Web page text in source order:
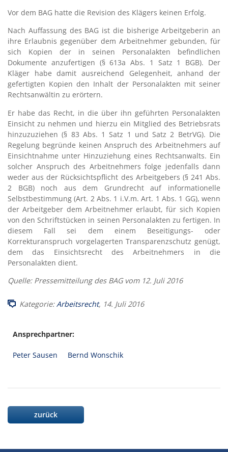
Vor dem BAG hatte die Revision des Klägers keinen Erfolg.
Nach Auffassung des BAG ist die bisherige Arbeitgeberin an
ihre Erlaubnis gegenüber dem Arbeitnehmer gebunden, für
sich Kopien der in seinen Personalakten befindlichen
Dokumente anzufertigen (§ 613a Abs. 1 Satz 1 BGB). Der
Kläger habe damit ausreichend Gelegenheit, anhand der
gefertigten Kopien den Inhalt der Personalakten mit seiner
Rechtsanwältin zu erörtern.
Er habe das Recht, in die über ihn geführten Personalakten
Einsicht zu nehmen und hierzu ein Mitglied des Betriebsrats
hinzuzuziehen (§ 83 Abs. 1 Satz 1 und Satz 2 BetrVG). Die
Regelung begründe keinen Anspruch des Arbeitnehmers auf
Einsichtnahme unter Hinzuziehung eines Rechtsanwalts. Ein
solcher Anspruch des Arbeitnehmers folge jedenfalls dann
weder aus der Rücksichtspflicht des Arbeitgebers (§ 241 Abs.
2 BGB) noch aus dem Grundrecht auf informationelle
Selbstbestimmung (Art. 2 Abs. 1 i.V.m. Art. 1 Abs. 1 GG), wenn
der Arbeitgeber dem Arbeitnehmer erlaubt, für sich Kopien
von den Schriftstücken in seinen Personalakten zu fertigen. In
diesem Fall sei dem einem Beseitigungs- oder
Korrekturanspruch vorgelagerten Transparenzschutz genügt,
dem das Einsichtsrecht des Arbeitnehmers in die
Personalakten dient.
Quelle: Pressemitteilung des BAG vom 12. Juli 2016
Kategorie:Arbeitsrecht, 14. Juli 2016
Ansprechpartner:
Peter Sausen Bernd Wonschik
zurück